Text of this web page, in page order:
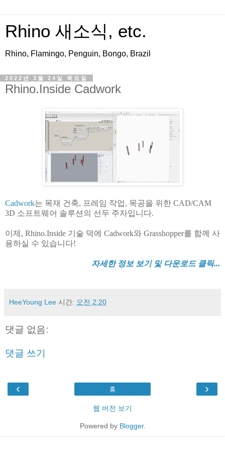
Rhino 새소식, etc.
Rhino, Flamingo, Penguin, Bongo, Brazil
2022년 3월 24일 목요일
Rhino.Inside Cadwork
Cadwork는 목재 건축, 프레임 작업, 목공을 위한 CAD/CAM
3D 소프트웨어 솔루션의 선두 주자입니다.
이제, Rhino.Inside 기술 덕에 Cadwork와 Grasshopper를 함께 사
용하실 수 있습니다!
자세한 정보 보기 및 다운로드 클릭...
HeeYoung Lee 시간: 오전 2:20
댓글 없음:
댓글 쓰기
‹ ›
홈
웹 버전 보기
Powered by Blogger.